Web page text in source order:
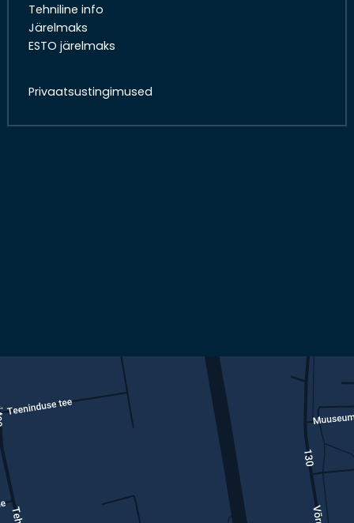
Tehniline info
Järelmaks
ESTO järelmaks
Privaatsustingimused